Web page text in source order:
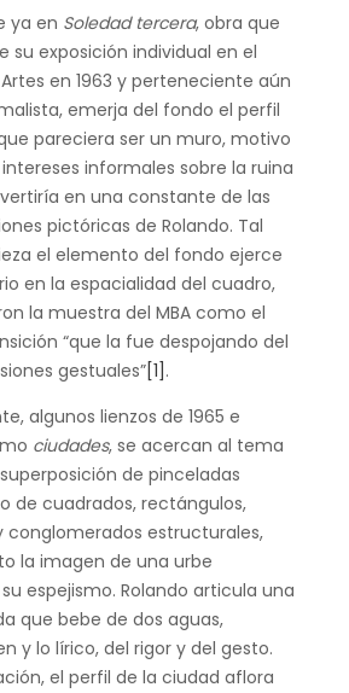
ya en Soledad tercera, obra que
su exposición individual en el
en 1963 y perteneciente aún
emerja del fondo el perfil
pareciera ser un muro, motivo
informales sobre la ruina
en una constante de las
pictóricas de Rolando. Tal
el elemento del fondo ejerce
en la espacialidad del cuadro,
la muestra del MBA como el
“que la fue despojando del
gestuales”[1] .
algunos lienzos de 1965 e
ciudades, se acercan al tema
de pinceladas
de cuadrados, rectángulos,
conglomerados estructurales,
la imagen de una urbe
espejismo. Rolando articula una
que bebe de dos aguas,
y lo lírico, del rigor y del gesto.
el perfil de la ciudad aflora